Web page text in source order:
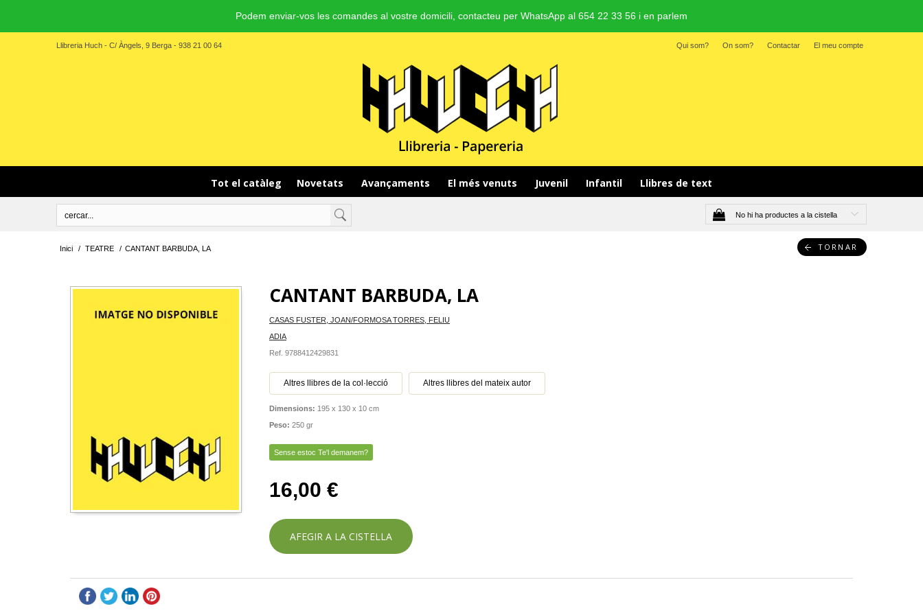
Podem enviar-vos les comandes al vostre domicili, contacteu per WhatsApp al 654 22 33 56 i en parlem
Llibreria Huch - C/ Àngels, 9 Berga - 938 21 00 64 Qui som? On som? Contactar El meu compte
Tot el catàleg Novetats Avançaments El més venuts Juvenil Infantil Llibres de text
No hi ha productes a la cistella
Inici / TEATRE / CANTANT BARBUDA, LA TORNAR
CANTANT BARBUDA, LA
CASAS FUSTER, JOAN/FORMOSA TORRES, FELIU
ADIA
Ref. 9788412429831
Altres llibres de la col·lecció Altres llibres del mateix autor
Dimensions: 195 x 130 x 10 cm
Peso: 250 gr
Sense estoc Te'l demanem?
16,00 €
AFEGIR A LA CISTELLA